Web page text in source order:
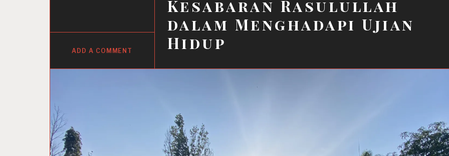
Kesabaran Rasulullah
dalam Menghadapi Ujian
Hidup
ADD A COMMENT